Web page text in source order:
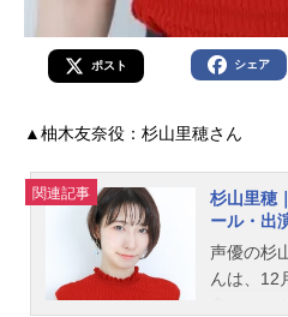
ポスト シェア
▲柚木友奈役：杉山里穂さん
関連記事
杉山里穂
ール・出
声優の杉
んは、12